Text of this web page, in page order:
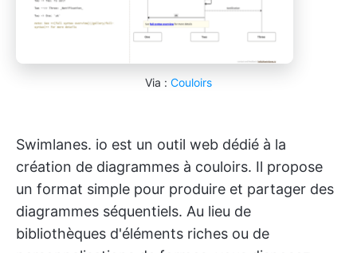
Via : Couloirs
Swimlanes. io est un outil web dédié à la
création de diagrammes à couloirs. Il propose
un format simple pour produire et partager des
diagrammes séquentiels. Au lieu de
bibliothèques d'éléments riches ou de